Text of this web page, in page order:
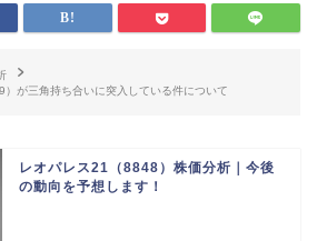
が三角持ち合いに突入している件について
レオパレス21（8848）株価分析｜今後
の動向を予想します！